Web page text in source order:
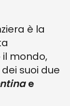
è la
mondo,
suoi due
e